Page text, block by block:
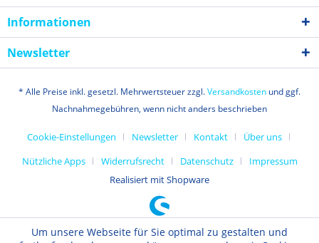
Informationen
Newsletter
* Alle Preise inkl. gesetzl. Mehrwertsteuer zzgl.Versandkosten und ggf.
Nachnahmegebühren, wenn nicht anders beschrieben
Cookie-Einstellungen Newsletter Kontakt
Über uns
Nützliche Apps
Widerrufsrecht Datenschutz
Impressum
Realisiert mit Shopware
Um unsere Webseite für Sie optimal zu gestalten und